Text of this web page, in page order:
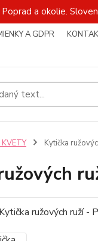
a okolie.
A GDPR
KVETY Kytička